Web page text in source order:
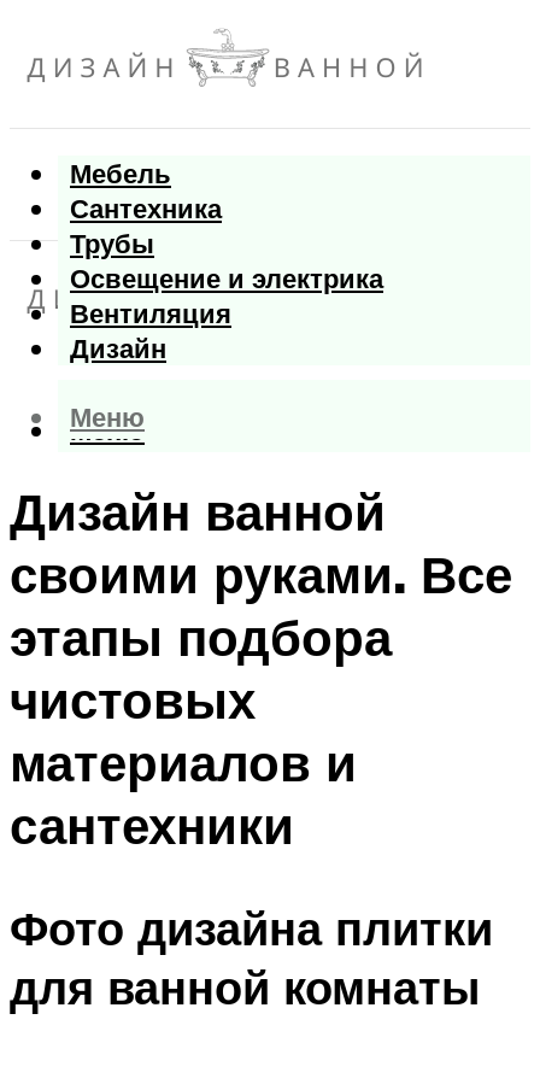
Мебель
Сантехника
Трубы
Освещение и электрика
Вентиляция
Дизайн
Меню
Меню
Дизайн ванной
своими руками. Все
этапы подбора
чистовых
материалов и
сантехники
Фото дизайна плитки
для ванной комнаты